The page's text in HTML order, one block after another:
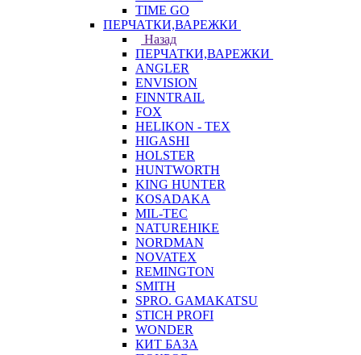
TIME GO
ПЕРЧАТКИ,ВАРЕЖКИ
Назад
ПЕРЧАТКИ,ВАРЕЖКИ
ANGLER
ENVISION
FINNTRAIL
FOX
HELIKON - TEX
HIGASHI
HOLSTER
HUNTWORTH
KING HUNTER
KOSADAKA
MIL-TEC
NATUREHIKE
NORDMAN
NOVATEX
REMINGTON
SMITH
SPRO. GAMAKATSU
STICH PROFI
WONDER
КИТ БАЗА